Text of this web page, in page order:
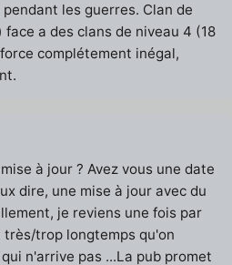
les guerres. Clan de
a des clans de niveau 4 (18
complétement inégal,
à jour ? Avez vous une date
dire, une mise à jour avec du
je reviens une fois par
trop longtemps qu'on
n'arrive pas ...La pub promet